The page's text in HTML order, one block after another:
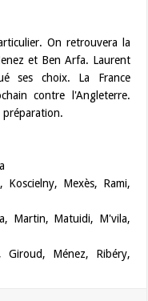
On retrouvera la
et Ben Arfa. Laurent
ses choix. La France
contre l'Angleterre.
préparation.
Koscielny, Mexès, Rami,
Martin, Matuidi, M'vila,
Giroud, Ménez, Ribéry,